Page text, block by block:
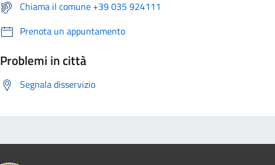
Chiama il comune +39 035 924111
Prenota un appuntamento
Problemi in città
Segnala disservizio